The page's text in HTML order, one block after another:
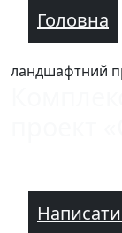
Головна
ландшафтний